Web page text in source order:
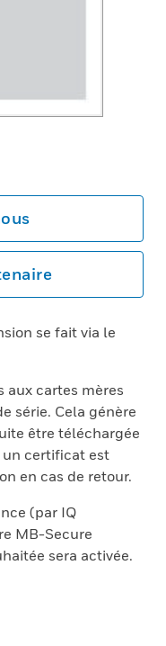
se fait via le
aux cartes mères
série. Cela génère
être téléchargée
un certificat est
en cas de retour.
(par IQ
MB-Secure
sera activée.